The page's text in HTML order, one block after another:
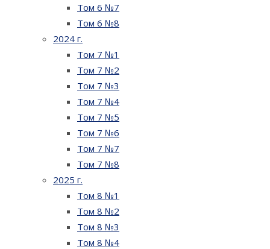
Том 6 №7
Том 6 №8
2024 г.
Том 7 №1
Том 7 №2
Том 7 №3
Том 7 №4
Том 7 №5
Том 7 №6
Том 7 №7
Том 7 №8
2025 г.
Том 8 №1
Том 8 №2
Том 8 №3
Том 8 №4